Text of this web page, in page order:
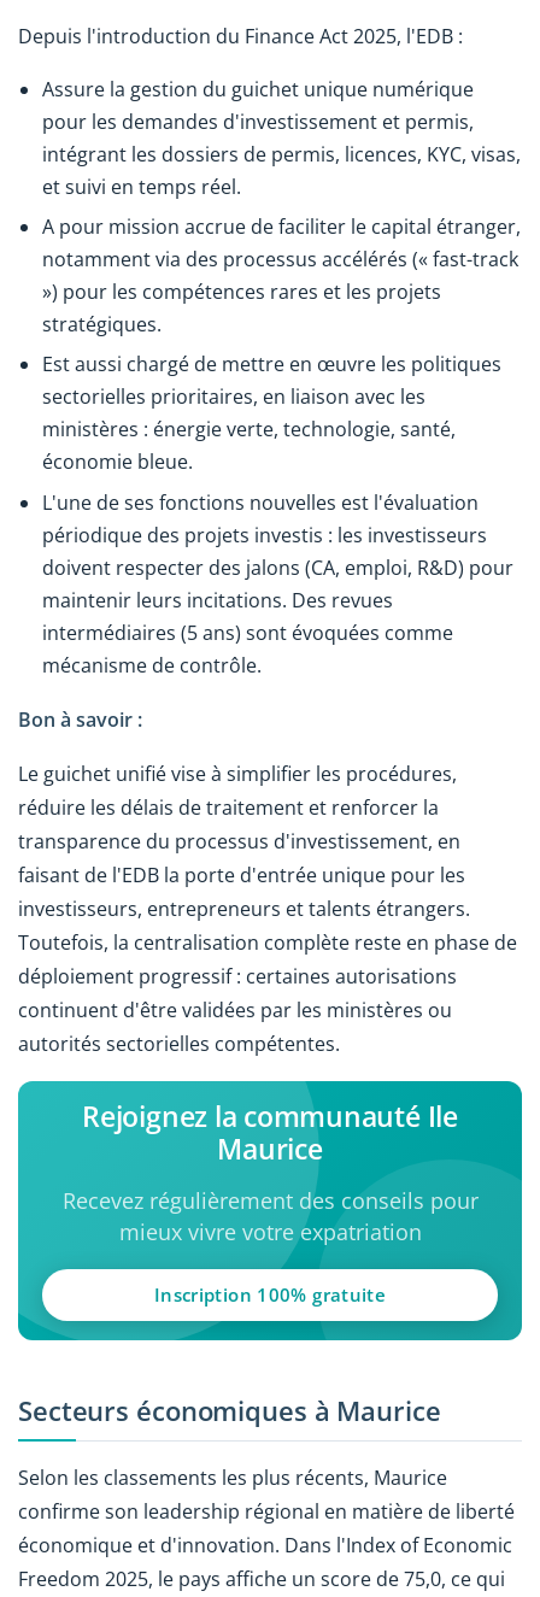
Depuis l'introduction du Finance Act 2025, l'EDB :
Assure la gestion du guichet unique numérique
pour les demandes d'investissement et permis,
intégrant les dossiers de permis, licences, KYC, visas,
et suivi en temps réel.
A pour mission accrue de faciliter le capital étranger,
notamment via des processus accélérés (« fast-track
») pour les compétences rares et les projets
stratégiques.
Est aussi chargé de mettre en œuvre les politiques
sectorielles prioritaires, en liaison avec les
ministères : énergie verte, technologie, santé,
économie bleue.
L'une de ses fonctions nouvelles est l'évaluation
périodique des projets investis : les investisseurs
doivent respecter des jalons (CA, emploi, R&D) pour
maintenir leurs incitations. Des revues
intermédiaires (5 ans) sont évoquées comme
mécanisme de contrôle.
Bon à savoir :
Le guichet unifié vise à simplifier les procédures,
réduire les délais de traitement et renforcer la
transparence du processus d'investissement, en
faisant de l'EDB la porte d'entrée unique pour les
investisseurs, entrepreneurs et talents étrangers.
Toutefois, la centralisation complète reste en phase de
déploiement progressif : certaines autorisations
continuent d'être validées par les ministères ou
autorités sectorielles compétentes.
Rejoignez la communauté Ile
Maurice
Recevez régulièrement des conseils pour
mieux vivre votre expatriation
Inscription 100% gratuite
Secteurs économiques à Maurice
Selon les classements les plus récents, Maurice
confirme son leadership régional en matière de liberté
économique et d'innovation. Dans l'Index of Economic
Freedom 2025, le pays affiche un score de 75,0, ce qui